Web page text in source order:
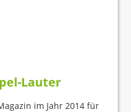
Lauter
im Jahr 2014 für